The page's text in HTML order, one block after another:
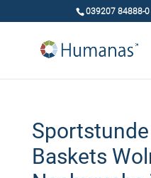
039207 84888-0
Baskets